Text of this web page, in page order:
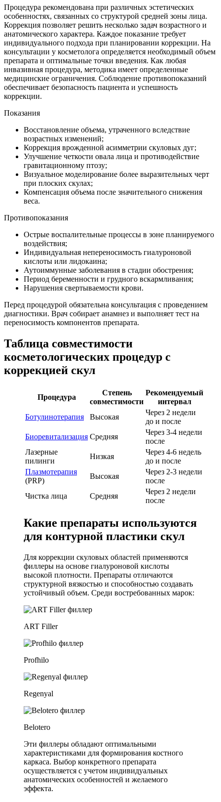
Процедура рекомендована при различных эстетических
особенностях, связанных со структурой средней зоны лица.
Коррекция позволяет решить несколько задач возрастного и
анатомического характера. Каждое показание требует
индивидуального подхода при планировании коррекции. На
консультации у косметолога определяется необходимый объем
препарата и оптимальные точки введения. Как любая
инвазивная процедура, методика имеет определенные
медицинские ограничения. Соблюдение противопоказаний
обеспечивает безопасность пациента и успешность
коррекции.
Показания
Восстановление объема, утраченного вследствие
возрастных изменений;
Коррекция врожденной асимметрии скуловых дуг;
Улучшение четкости овала лица и противодействие
гравитационному птозу;
Визуальное моделирование более выразительных черт
при плоских скулах;
Компенсация объема после значительного снижения
веса.
Противопоказания
Острые воспалительные процессы в зоне планируемого
воздействия;
Индивидуальная непереносимость гиалуроновой
кислоты или лидокаина;
Аутоиммунные заболевания в стадии обострения;
Период беременности и грудного вскармливания;
Нарушения свертываемости крови.
Перед процедурой обязательна консультация с проведением
диагностики. Врач собирает анамнез и выполняет тест на
переносимость компонентов препарата.
Таблица совместимости
косметологических процедур с
коррекцией скул
Процедура
Степень
совместимости
Рекомендуемый
интервал
Ботулинотерапия
Высокая
Через 2 недели
до и после
Биоревитализация Средняя
Через 3-4 недели
после
Лазерные
пилинги
Низкая
Через 4-6 недель
до и после
Плазмотерапия
(PRP)
Высокая
Через 2-3 недели
после
Чистка лица
Средняя
Через 2 недели
после
Какие препараты используются
для контурной пластики скул
Для коррекции скуловых областей применяются
филлеры на основе гиалуроновой кислоты
высокой плотности. Препараты отличаются
структурной вязкостью и способностью создавать
устойчивый объем. Среди востребованных марок:
ART Filler
Profhilo
Regenyal
Belotero
Эти филлеры обладают оптимальными
характеристиками для формирования костного
каркаса. Выбор конкретного препарата
осуществляется с учетом индивидуальных
анатомических особенностей и желаемого
эффекта.